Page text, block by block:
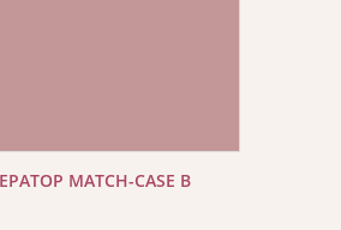
MATCH-CASE В